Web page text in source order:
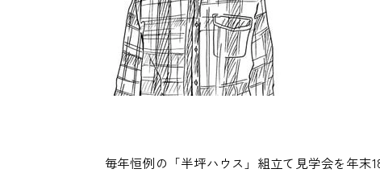
毎年恒例の「半坪ハウス」組立て見学会を年末